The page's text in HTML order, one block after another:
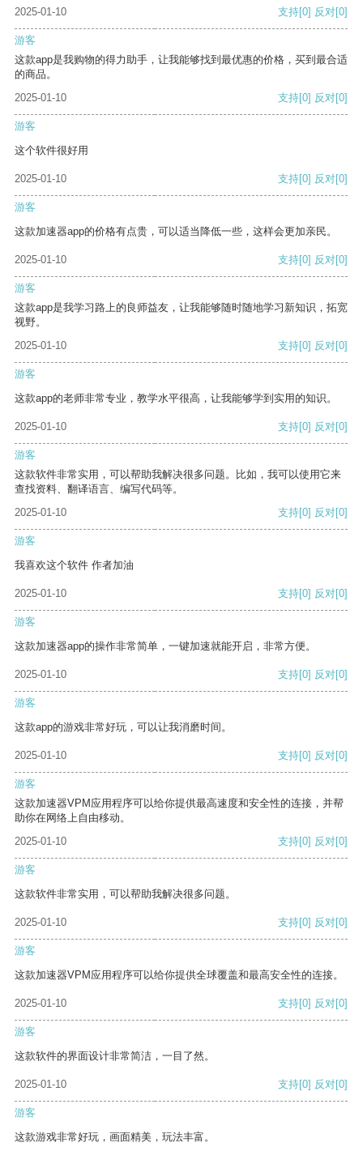
2025-01-10 支持[0] 反对[0]
游客
这款app是我购物的得力助手，让我能够找到最优惠的价格，买到最合适
的商品。
2025-01-10
支持[0] 反对[0]
游客
这个软件很好用
2025-01-10 支持[0] 反对[0]
游客
这款加速器app的价格有点贵，可以适当降低一些，这样会更加亲民。
2025-01-10 支持[0] 反对[0]
游客
这款app是我学习路上的良师益友，让我能够随时随地学习新知识，拓宽
视野。
2025-01-10
支持[0] 反对[0]
游客
这款app的老师非常专业，教学水平很高，让我能够学到实用的知识。
2025-01-10 支持[0] 反对[0]
游客
这款软件非常实用，可以帮助我解决很多问题。比如，我可以使用它来
查找资料、翻译语言、编写代码等。
2025-01-10
支持[0] 反对[0]
游客
我喜欢这个软件 作者加油
2025-01-10 支持[0] 反对[0]
游客
这款加速器app的操作非常简单，一键加速就能开启，非常方便。
2025-01-10 支持[0] 反对[0]
游客
这款app的游戏非常好玩，可以让我消磨时间。
2025-01-10 支持[0] 反对[0]
游客
这款加速器VPM应用程序可以给你提供最高速度和安全性的连接，并帮
助你在网络上自由移动。
2025-01-10
支持[0] 反对[0]
游客
这款软件非常实用，可以帮助我解决很多问题。
2025-01-10 支持[0] 反对[0]
游客
这款加速器VPM应用程序可以给你提供全球覆盖和最高安全性的连接。
2025-01-10 支持[0] 反对[0]
游客
这款软件的界面设计非常简洁，一目了然。
2025-01-10 支持[0] 反对[0]
游客
这款游戏非常好玩，画面精美，玩法丰富。